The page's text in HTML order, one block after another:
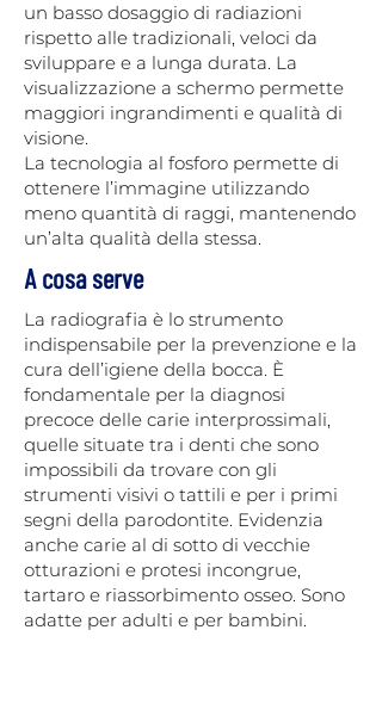
un basso dosaggio di radiazioni
rispetto alle tradizionali, veloci da
sviluppare e a lunga durata. La
visualizzazione a schermo permette
maggiori ingrandimenti e qualità di
visione.
La tecnologia al fosforo permette di
ottenere l’immagine utilizzando
meno quantità di raggi, mantenendo
un’alta qualità della stessa.
A cosa serve
La radiografia è lo strumento
indispensabile per la prevenzione e la
cura dell’igiene della bocca. È
fondamentale per la diagnosi
precoce delle carie interprossimali,
quelle situate tra i denti che sono
impossibili da trovare con gli
strumenti visivi o tattili e per i primi
segni della parodontite. Evidenzia
anche carie al di sotto di vecchie
otturazioni e protesi incongrue,
tartaro e riassorbimento osseo. Sono
adatte per adulti e per bambini.